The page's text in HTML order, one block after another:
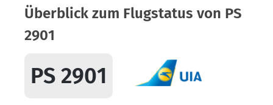
Überblick zum Flugstatus von PS
2901
PS 2901